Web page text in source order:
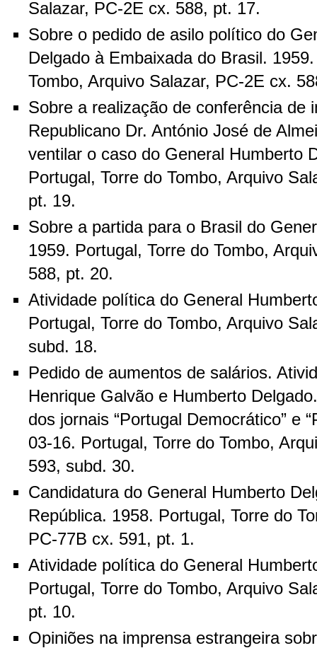
Salazar, PC-2E cx. 588, pt. 17.
Sobre o pedido de asilo político do
Delgado à Embaixada do Brasil.
Tombo, Arquivo Salazar, PC-2E cx.
Sobre a realização de conferência de
Republicano Dr. António José de
ventilar o caso do General Humberto
Portugal, Torre do Tombo, Arquivo
pt. 19.
Sobre a partida para o Brasil do
1959. Portugal, Torre do Tombo,
588, pt. 20.
Atividade política do General
Portugal, Torre do Tombo, Arquivo
subd. 18.
Pedido de aumentos de salários.
Henrique Galvão e Humberto
dos jornais “Portugal Democrático” e
03-16. Portugal, Torre do Tombo,
593, subd. 30.
Candidatura do General Humberto
República. 1958. Portugal, Torre do
PC-77B cx. 591, pt. 1.
Atividade política do General
Portugal, Torre do Tombo, Arquivo
pt. 10.
Opiniões na imprensa estrangeira